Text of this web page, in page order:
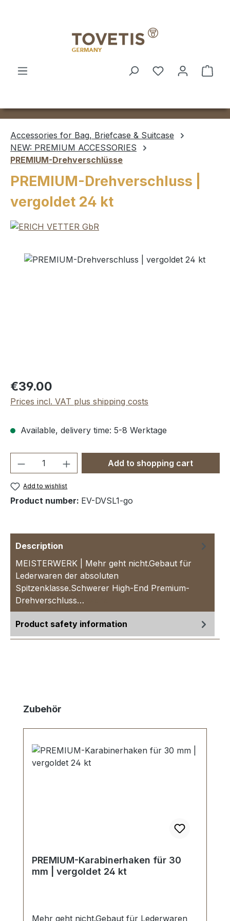
Accessories for Bag, Briefcase & Suitcase
NEW: PREMIUM ACCESSORIES
PREMIUM-Drehverschlüsse
PREMIUM-Drehverschluss |
vergoldet 24 kt
Skip image gallery
Regular price:
€39.00
Prices incl. VAT plus shipping costs
Available, delivery time: 5-8 Werktage
Product Quantity: Enter the desired
Add to shopping cart
Add to wishlist
Product number: EV-DVSL1-go
Description
MEISTERWERK | Mehr geht nicht.Gebaut für
Lederwaren der absoluten
Spitzenklasse.Schwerer High-End Premium-
Drehverschluss…
Product safety information
Skip product gallery
Zubehör
PREMIUM-Karabinerhaken für 30
mm | vergoldet 24 kt
Mehr geht nicht.Gebaut für Lederwaren